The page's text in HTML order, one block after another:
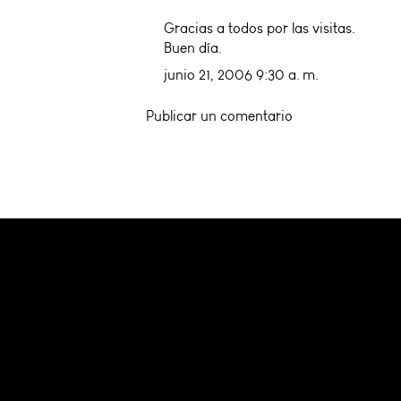
Gracias a todos por las visitas.
Buen día.
junio 21, 2006 9:30 a. m.
Publicar un comentario